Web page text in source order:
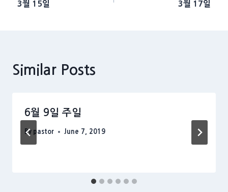
navigation
3월 15일 3월 17일
Similar Posts
6월 9일 주일
By pastor June 7, 2019